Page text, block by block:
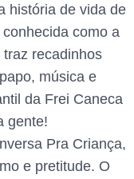
história de vida de
como a
recadinhos
música e
da Frei Caneca
gente!
Pra Criança,
e pretitude. O